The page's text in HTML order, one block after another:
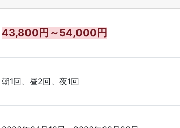
43,800円～54,000円
朝1回、昼2回、夜1回